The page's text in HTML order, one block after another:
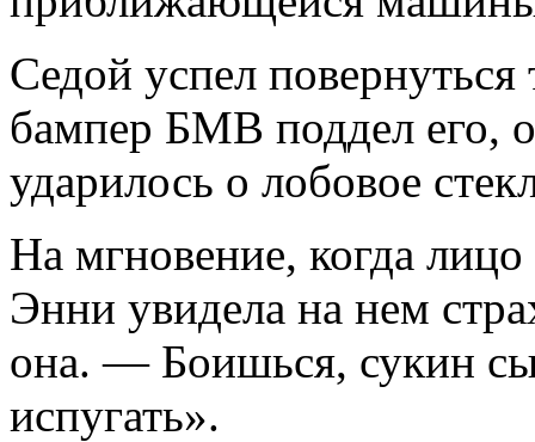
Седой успел повернуться
бампер БМВ поддел его,
ударилось о лобовое
На мгновение, когда
Энни увидела на нем
она. — Боишься, сукин
испугать».